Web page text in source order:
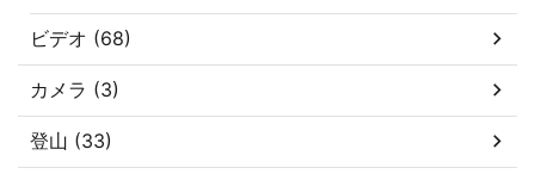
ビデオ (68)
カメラ (3)
登山 (33)